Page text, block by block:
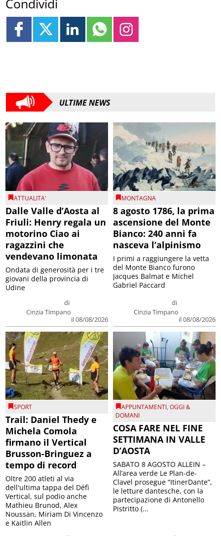
Condividi
ULTIME NEWS
ATTUALITA'
Dalle Valle d’Aosta al
Friuli: Henry regala un
motorino Ciao ai
ragazzini che
vendevano limonata
di
Cinzia Timpano
il 08/08/2026
Ondata di generosità per i tre
giovani della provincia di
Udine
MONTAGNA
8 agosto 1786, la prima
ascensione del Monte
Bianco: 240 anni fa
nasceva l’alpinismo
di
Cinzia Timpano
il 08/08/2026
I primi a raggiungere la vetta
del Monte Bianco furono
Jacques Balmat e Michel
Gabriel Paccard
SPORT
Trail: Daniel Thedy e
Michela Comola
firmano il Vertical
Brusson-Bringuez a
tempo di record
Oltre 200 atleti al via
dell'ultima tappa del Défì
Vertical, sul podio anche
Mathieu Brunod, Alex
Noussan, Miriam Di Vincenzo
e Kaitlin Allen
APPUNTAMENTI,OGGI &
DOMANI
COSA FARE NEL FINE
SETTIMANA IN VALLE
D’AOSTA
SABATO 8 AGOSTO ALLEIN –
All’area verde Le Plan-de-
Clavel prosegue “ItinerDante”,
le letture dantesche, con la
partecipazione di Antonello
Pistritto (...